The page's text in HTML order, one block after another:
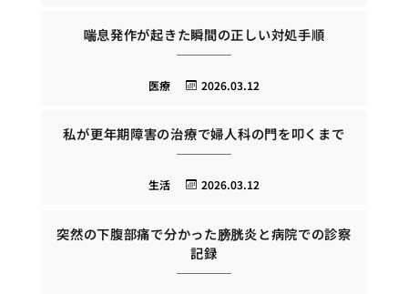
喘息発作が起きた瞬間の正しい対処手順
2026.03.12
医療
私が更年期障害の治療で婦人科の門を叩くまで
2026.03.12
生活
突然の下腹部痛で分かった膀胱炎と病院での診察
記録